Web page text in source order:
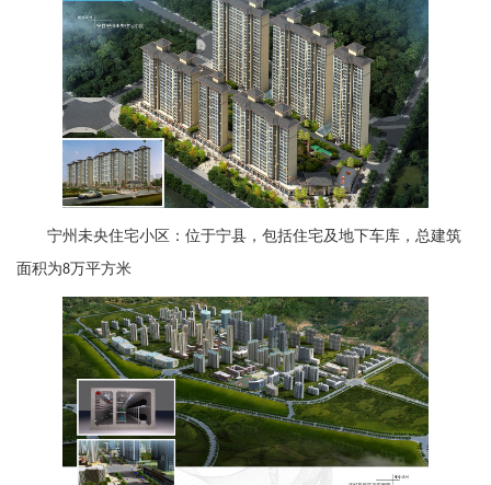
宁州未央住宅小区：位于宁县，包括住宅及地下车库，总建筑
面积为8万平方米